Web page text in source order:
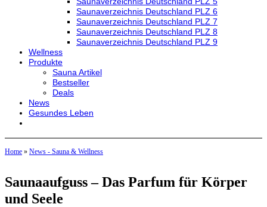
Saunaverzeichnis Deutschland PLZ 6
Saunaverzeichnis Deutschland PLZ 7
Saunaverzeichnis Deutschland PLZ 8
Saunaverzeichnis Deutschland PLZ 9
Wellness
Produkte
Sauna Artikel
Bestseller
Deals
News
Gesundes Leben
Home » News - Sauna & Wellness
Saunaaufguss – Das Parfum für Körper
und Seele